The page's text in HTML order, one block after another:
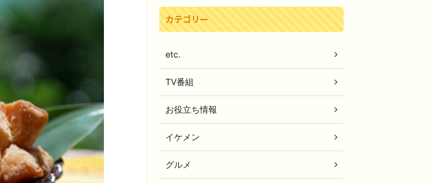
カテゴリー
etc.
TV番組
お役立ち情報
イケメン
グルメ